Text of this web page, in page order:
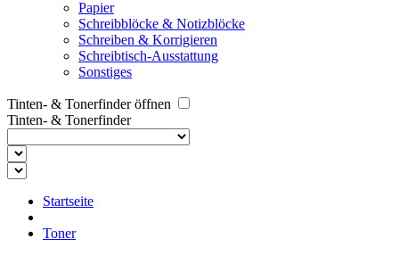
Papier
Schreibblöcke & Notizblöcke
Schreiben & Korrigieren
Schreibtisch-Ausstattung
Sonstiges
Tinten- & Tonerfinder öffnen
Tinten- & Tonerfinder
Startseite
Toner